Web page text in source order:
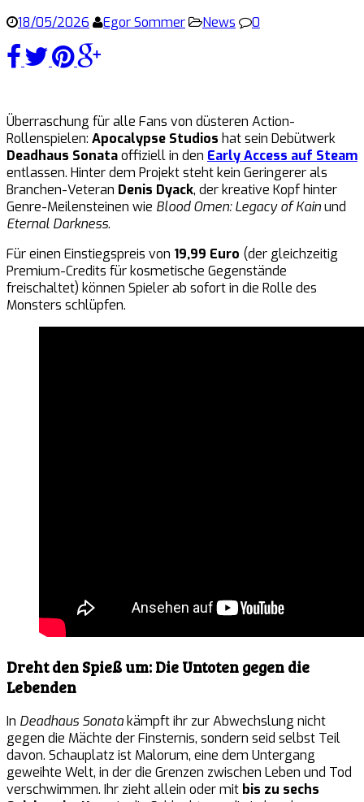
18/05/2026 Egor Sommer News 0
Überraschung für alle Fans von düsteren Action-
Rollenspielen: Apocalypse Studios hat sein Debütwerk
Deadhaus Sonataoffiziell in den Early Access auf Steam
entlassen. Hinter dem Projekt steht kein Geringerer als
Branchen-Veteran Denis Dyack, der kreative Kopf hinter
Genre-Meilensteinen wie Blood Omen: Legacy of Kainund
Eternal Darkness.
Für einen Einstiegspreis von 19,99 Euro (der gleichzeitig
Premium-Credits für kosmetische Gegenstände
freischaltet) können Spieler ab sofort in die Rolle des
Monsters schlüpfen.
Dreht den Spieß um: Die Untoten gegen die
Lebenden
In Deadhaus Sonatakämpft ihr zur Abwechslung nicht
gegen die Mächte der Finsternis, sondern seid selbst Teil
davon. Schauplatz ist Malorum, eine dem Untergang
geweihte Welt, in der die Grenzen zwischen Leben und Tod
verschwimmen. Ihr zieht allein oder mit bis zu sechs